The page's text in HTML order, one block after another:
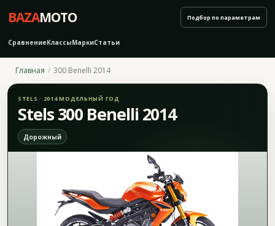
BAZAMOTO
СравнениеКлассыМаркиСтатьи
Подбор по параметрам
Главная 300 Benelli 2014
STELS · 2014 МОДЕЛЬНЫЙ ГОД
Stels 300 Benelli 2014
Дорожный